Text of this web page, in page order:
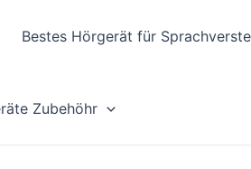
Bestes Hörgerät für
Zubehöhr